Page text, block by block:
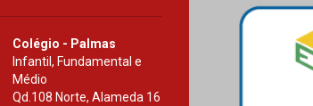
Colégio - Palmas
Infantil, Fundamental e
Médio
Qd.108 Norte, Alameda 16